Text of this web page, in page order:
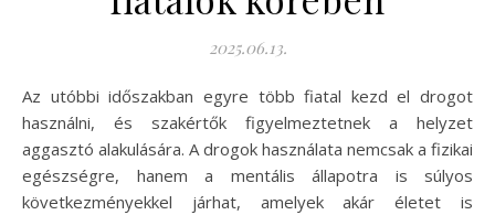
2025.06.13.
Az utóbbi időszakban egyre több fiatal kezd el drogot
használni, és szakértők figyelmeztetnek a helyzet
aggasztó alakulására. A drogok használata nemcsak a fizikai
egészségre, hanem a mentális állapotra is súlyos
következményekkel járhat, amelyek akár életet is